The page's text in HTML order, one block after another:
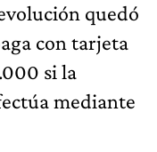
quedó
con tarjeta
si la
mediante